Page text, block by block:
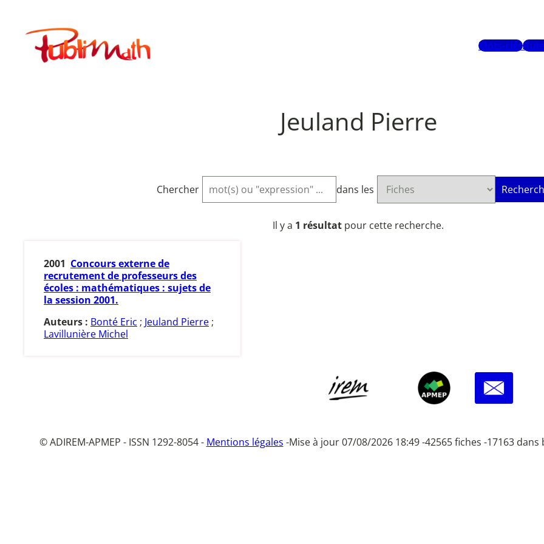
contenuPublimath
Mots-clés
Jeuland Pierre
Chercher dans les
Il y a 1 résultat pour cette recherche.
2001 Concours externe de
recrutement de professeurs des
écoles : mathématiques : sujets de
la session 2001.
Auteurs : Bonté Eric ; Jeuland Pierre ;
Lavillunière Michel
© ADIREM-APMEP - ISSN 1292-8054 - Mentions légales -Mise à jour 07/08/2026 18:49 -42565 fiches -17163